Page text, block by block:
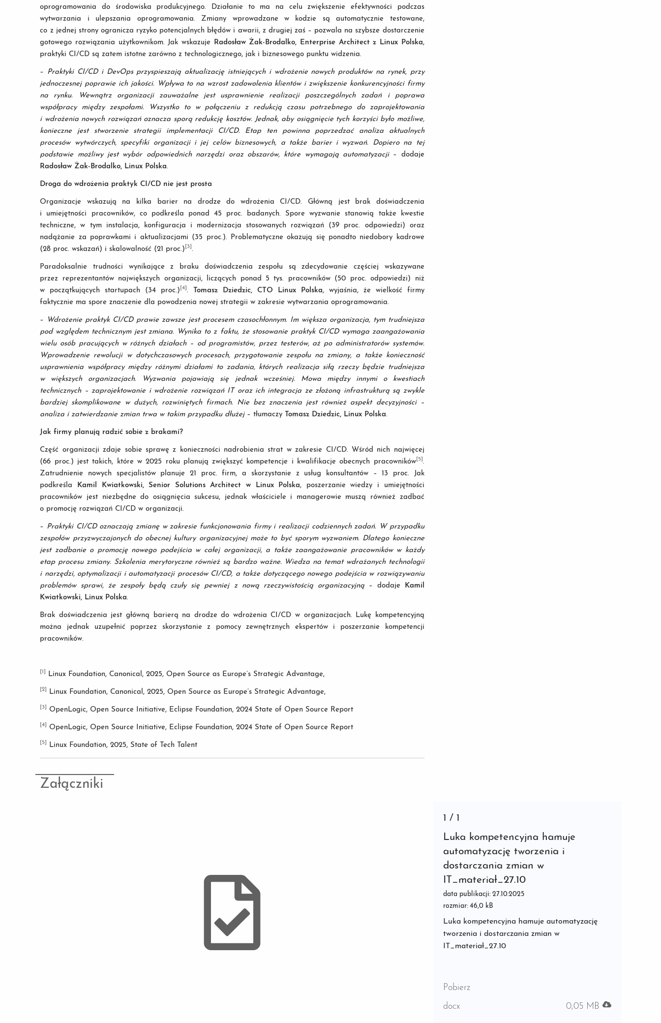
oprogramowania do środowiska produkcyjnego. Działanie to ma na celu zwiększenie efektywności podczas
wytwarzania i ulepszania oprogramowania. Zmiany wprowadzane w kodzie są automatycznie testowane,
co z jednej strony ogranicza ryzyko potencjalnych błędów i awarii, z drugiej zaś – pozwala na szybsze dostarczenie
gotowego rozwiązania użytkownikom. Jak wskazuje Radosław Żak-Brodalko, Enterprise Architect z Linux Polska,
praktyki CI/CD są zatem istotne zarówno z technologicznego, jak i biznesowego punktu widzenia.
– Praktyki CI/CD i DevOps przyspieszają aktualizację istniejących i wdrożenie nowych produktów na rynek, przy
jednoczesnej poprawie ich jakości. Wpływa to na wzrost zadowolenia klientów i zwiększenie konkurencyjności firmy
na rynku. Wewnątrz organizacji zauważalne jest usprawnienie realizacji poszczególnych zadań i poprawa
współpracy między zespołami. Wszystko to w połączeniu z redukcją czasu potrzebnego do zaprojektowania
i wdrożenia nowych rozwiązań oznacza sporą redukcję kosztów. Jednak, aby osiągnięcie tych korzyści było możliwe,
konieczne jest stworzenie strategii implementacji CI/CD. Etap ten powinna poprzedzać analiza aktualnych
procesów wytwórczych, specyfiki organizacji i jej celów biznesowych, a także barier i wyzwań. Dopiero na tej
podstawie możliwy jest wybór odpowiednich narzędzi oraz obszarów, które wymagają automatyzacji – dodaje
Radosław Żak-Brodalko, Linux Polska.
Droga do wdrożenia praktyk CI/CD nie jest prosta
Organizacje wskazują na kilka barier na drodze do wdrożenia CI/CD. Główną jest brak doświadczenia
i umiejętności pracowników, co podkreśla ponad 45 proc. badanych. Spore wyzwanie stanowią także kwestie
techniczne, w tym instalacja, konfiguracja i modernizacja stosowanych rozwiązań (39 proc. odpowiedzi) oraz
nadążanie za poprawkami i aktualizacjami (35 proc.). Problematyczne okazują się ponadto niedobory kadrowe
(28 proc. wskazań) i skalowalność (21 proc.) [3] .
Paradoksalnie trudności wynikające z braku doświadczenia zespołu są zdecydowanie częściej wskazywane
przez reprezentantów największych organizacji, liczących ponad 5 tys. pracowników (50 proc. odpowiedzi) niż
w początkujących startupach (34 proc.) [4] . Tomasz Dziedzic, CTO Linux Polska, wyjaśnia, że wielkość firmy
faktycznie ma spore znaczenie dla powodzenia nowej strategii w zakresie wytwarzania oprogramowania.
–
Wdrożenie praktyk CI/CD prawie zawsze jest procesem czasochłonnym. Im większa organizacja, tym trudniejsza
pod względem technicznym jest zmiana. Wynika to z faktu, że stosowanie praktyk CI/CD wymaga zaangażowania
wielu osób pracujących w różnych działach – od programistów, przez testerów, aż po administratorów systemów.
Wprowadzenie rewolucji w dotychczasowych procesach, przygotowanie zespołu na zmiany, a także konieczność
usprawnienia współpracy między różnymi działami to zadania, których realizacja siłą rzeczy będzie trudniejsza
w większych organizacjach. Wyzwania pojawiają się jednak wcześniej. Mowa między innymi o kwestiach
technicznych – zaprojektowanie i wdrożenie rozwiązań IT oraz ich integracja ze złożoną infrastrukturą są zwykle
bardziej skomplikowane w dużych, rozwiniętych firmach. Nie bez znaczenia jest również aspekt decyzyjności –
analiza i zatwierdzanie zmian trwa w takim przypadku dłużej – tłumaczy Tomasz Dziedzic, Linux Polska.
Jak firmy planują radzić sobie z brakami?
Część organizacji zdaje sobie sprawę z konieczności nadrobienia strat w zakresie CI/CD. Wśród nich najwięcej
(66 proc.) jest takich, które w 2025 roku planują zwiększyć kompetencje i kwalifikacje obecnych pracowników[5] .
Zatrudnienie nowych specjalistów planuje 21 proc. firm, a skorzystanie z usług konsultantów – 13 proc. Jak
podkreśla Kamil Kwiatkowski, Senior Solutions Architect w Linux Polska, poszerzanie wiedzy i umiejętności
pracowników jest niezbędne do osiągnięcia sukcesu, jednak właściciele i managerowie muszą również zadbać
o promocję rozwiązań CI/CD w organizacji.
– Praktyki CI/CD oznaczają zmianę w zakresie funkcjonowania firmy i realizacji codziennych zadań. W przypadku
zespołów przyzwyczajonych do obecnej kultury organizacyjnej może to być sporym wyzwaniem. Dlatego konieczne
jest zadbanie o promocję nowego podejścia w całej organizacji, a także zaangażowanie pracowników w każdy
etap procesu zmiany. Szkolenia merytoryczne również są bardzo ważne. Wiedza na temat wdrażanych technologii
i narzędzi, optymalizacji i automatyzacji procesów CI/CD, a także dotyczącego nowego podejścia w rozwiązywaniu
problemów sprawi, że zespoły będą czuły się pewniej z nową rzeczywistością organizacyjną – dodaje Kamil
Kwiatkowski, Linux Polska.
Brak doświadczenia jest główną barierą na drodze do wdrożenia CI/CD w organizacjach. Lukę kompetencyjną
można jednak uzupełnić poprzez skorzystanie z pomocy zewnętrznych ekspertów i poszerzanie kompetencji
pracowników.
[1] Linux Foundation, Canonical, 2025, Open Source as Europe’s Strategic Advantage,
[2] Linux Foundation, Canonical, 2025, Open Source as Europe’s Strategic Advantage,
[3] OpenLogic, Open Source Initiative, Eclipse Foundation, 2024 State of Open Source Report
[4] OpenLogic, Open Source Initiative, Eclipse Foundation, 2024 State of Open Source Report
[5] Linux Foundation, 2025, State of Tech Talent
Załączniki
1 / 1
Luka kompetencyjna hamuje
automatyzację tworzenia i
dostarczania zmian w
IT_materiał_27.10
data publikacji: 27.10.2025
rozmiar: 46,0 kB
Luka kompetencyjna hamuje automatyzację
tworzenia i dostarczania zmian w
IT_materiał_27.10
Pobierz
docx
0,05 MB